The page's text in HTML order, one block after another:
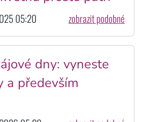
05:20 zobrazit podobné
dny: vyneste
a především